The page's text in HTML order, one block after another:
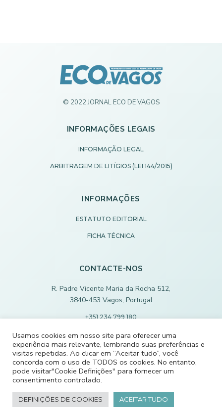
© 2022 JORNAL ECO DE VAGOS
INFORMAÇÕES LEGAIS
INFORMAÇÃO LEGAL
ARBITRAGEM DE LITÍGIOS (LEI 144/2015)
INFORMAÇÕES
ESTATUTO EDITORIAL
FICHA TÉCNICA
CONTACTE-NOS
R. Padre Vicente Maria da Rocha 512,
3840-453 Vagos, Portugal
+351 234 799 180
ECODEVAGOS@SCMVAGOS.EU
CONTACTE-NOS
Desenvolvido por Rilop®
Usamos cookies em nosso site para oferecer uma
experiência mais relevante, lembrando suas preferências e
visitas repetidas. Ao clicar em “Aceitar tudo”, você
concorda com o uso de TODOS os cookies. No entanto,
pode visitar"Cookie Definições" para fornecer um
consentimento controlado.
DEFINIÇÕES DE COOKIES ACEITAR TUDO